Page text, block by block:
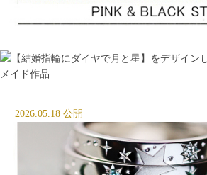
2026.05.18 公開